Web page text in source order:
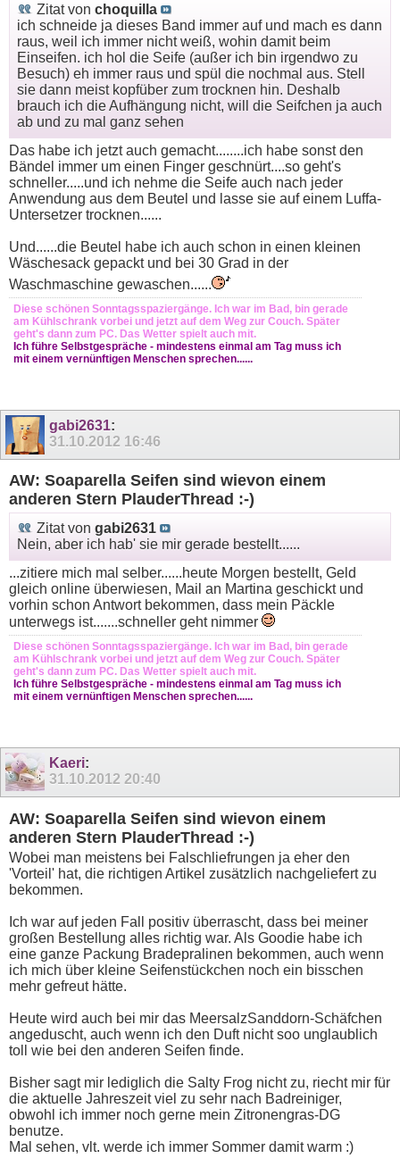
Zitat von choquilla
ich schneide ja dieses Band immer auf und mach es dann
raus, weil ich immer nicht weiß, wohin damit beim
Einseifen. ich hol die Seife (außer ich bin irgendwo zu
Besuch) eh immer raus und spül die nochmal aus. Stell
sie dann meist kopfüber zum trocknen hin. Deshalb
brauch ich die Aufhängung nicht, will die Seifchen ja auch
ab und zu mal ganz sehen
Das habe ich jetzt auch gemacht........ich habe sonst den
Bändel immer um einen Finger geschnürt....so geht's
schneller.....und ich nehme die Seife auch nach jeder
Anwendung aus dem Beutel und lasse sie auf einem Luffa-
Untersetzer trocknen......
Und......die Beutel habe ich auch schon in einen kleinen
Wäschesack gepackt und bei 30 Grad in der
Waschmaschine gewaschen......
Diese schönen Sonntagsspaziergänge. Ich war im Bad, bin gerade
am Kühlschrank vorbei und jetzt auf dem Weg zur Couch. Später
geht's dann zum PC. Das Wetter spielt auch mit.
Ich führe Selbstgespräche - mindestens einmal am Tag muss ich
mit einem vernünftigen Menschen sprechen......
gabi2631:
31.10.2012 16:46
AW: Soaparella Seifen sind wievon einem
anderen Stern PlauderThread :-)
Zitat von gabi2631
Nein, aber ich hab' sie mir gerade bestellt......
...zitiere mich mal selber......heute Morgen bestellt, Geld
gleich online überwiesen, Mail an Martina geschickt und
vorhin schon Antwort bekommen, dass mein Päckle
unterwegs ist.......schneller geht nimmer
Diese schönen Sonntagsspaziergänge. Ich war im Bad, bin gerade
am Kühlschrank vorbei und jetzt auf dem Weg zur Couch. Später
geht's dann zum PC. Das Wetter spielt auch mit.
Ich führe Selbstgespräche - mindestens einmal am Tag muss ich
mit einem vernünftigen Menschen sprechen......
Kaeri:
31.10.2012 20:40
AW: Soaparella Seifen sind wievon einem
anderen Stern PlauderThread :-)
Wobei man meistens bei Falschliefrungen ja eher den
'Vorteil' hat, die richtigen Artikel zusätzlich nachgeliefert zu
bekommen.
Ich war auf jeden Fall positiv überrascht, dass bei meiner
großen Bestellung alles richtig war. Als Goodie habe ich
eine ganze Packung Bradepralinen bekommen, auch wenn
ich mich über kleine Seifenstückchen noch ein bisschen
mehr gefreut hätte.
Heute wird auch bei mir das MeersalzSanddorn-Schäfchen
angeduscht, auch wenn ich den Duft nicht soo unglaublich
toll wie bei den anderen Seifen finde.
Bisher sagt mir lediglich die Salty Frog nicht zu, riecht mir für
die aktuelle Jahreszeit viel zu sehr nach Badreiniger,
obwohl ich immer noch gerne mein Zitronengras-DG
benutze.
Mal sehen, vlt. werde ich immer Sommer damit warm :)